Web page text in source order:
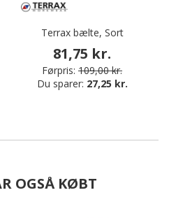
Terrax bælte, Sort
81,75 kr.
Førpris: 109,00 kr.
Du sparer: 27,25 kr.
OGSÅ KØBT